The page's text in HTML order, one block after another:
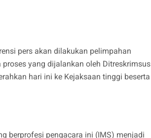
pers akan dilakukan pelimpahan
yang dijalankan oleh Ditreskrimsus
hari ini ke Kejaksaan tinggi beserta
berprofesi pengacara ini (IMS) menjadi